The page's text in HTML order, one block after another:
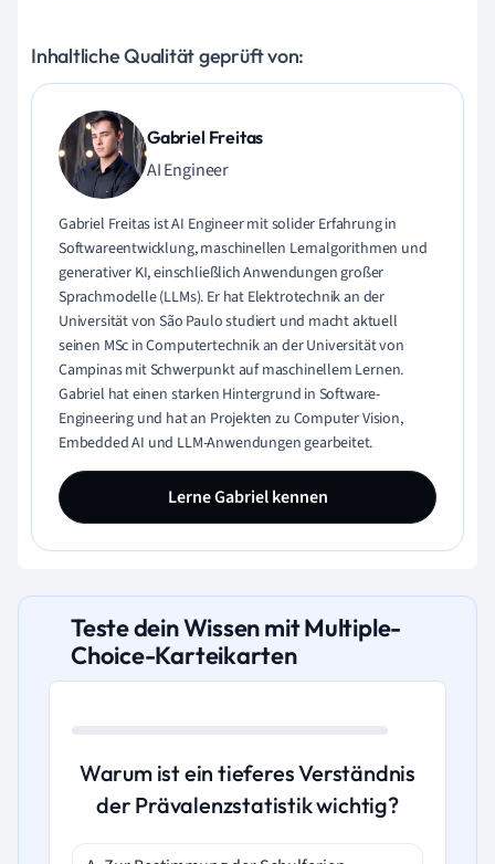
Inhaltliche Qualität geprüft von:
Gabriel Freitas
AI Engineer
Gabriel Freitas ist AI Engineer mit solider Erfahrung in
Softwareentwicklung, maschinellen Lernalgorithmen und
generativer KI, einschließlich Anwendungen großer
Sprachmodelle (LLMs). Er hat Elektrotechnik an der
Universität von São Paulo studiert und macht aktuell
seinen MSc in Computertechnik an der Universität von
Campinas mit Schwerpunkt auf maschinellem Lernen.
Gabriel hat einen starken Hintergrund in Software-
Engineering und hat an Projekten zu Computer Vision,
Embedded AI und LLM-Anwendungen gearbeitet.
Lerne Gabriel kennen
Teste dein Wissen mit Multiple-
Choice-Karteikarten
Warum ist ein tieferes Verständnis
der Prävalenzstatistik wichtig?